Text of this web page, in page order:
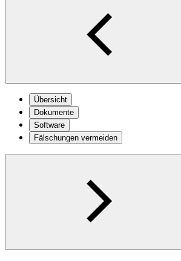
Übersicht
Dokumente
Software
Fälschungen vermeiden